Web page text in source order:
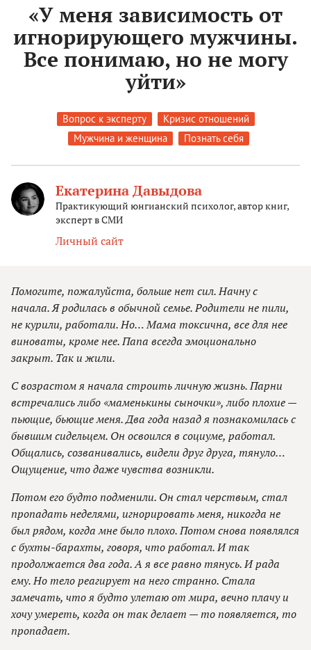
«У меня зависимость от
игнорирующего мужчины.
Все понимаю, но не могу
уйти»
Вопрос к эксперту
Кризис отношений
Мужчина и женщина
Познать себя
Екатерина Давыдова
Практикующий юнгианский психолог, автор книг,
эксперт в СМИ
Личный сайт
Помогите, пожалуйста, больше нет сил. Начну с
начала. Я родилась в обычной семье. Родители не пили,
не курили, работали. Но… Мама токсична, все для нее
виноваты, кроме нее. Папа всегда эмоционально
закрыт. Так и жили.
С возрастом я начала строить личную жизнь. Парни
встречались либо «маменькины сыночки», либо плохие —
пьющие, бьющие меня. Два года назад я познакомилась с
бывшим сидельцем. Он освоился в социуме, работал.
Общались, созванивались, видели друг друга, тянуло…
Ощущение, что даже чувства возникли.
Потом его будто подменили. Он стал черствым, стал
пропадать неделями, игнорировать меня, никогда не
был рядом, когда мне было плохо. Потом снова появлялся
с бухты-барахты, говоря, что работал. И так
продолжается два года. А я все равно тянусь. И рада
ему. Но тело реагирует на него странно. Стала
замечать, что я будто улетаю от мира, вечно плачу и
хочу умереть, когда он так делает — то появляется, то
пропадает.